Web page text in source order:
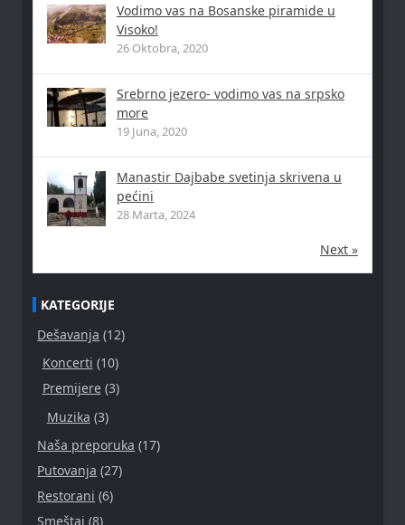
Vodimo vas na Bosanske piramide u
Visoko!
26 Oktobra, 2020
Srebrno jezero- vodimo vas na srpsko
more
19 Juna, 2020
Manastir Dajbabe svetinja skrivena u
pećini
28 Marta, 2024
Next »
KATEGORIJE
Dešavanja (12)
Koncerti (10)
Premijere(3)
Muzika (3)
Naša preporuka (17)
Putovanja (27)
Restorani (6)
Smeštaj (8)